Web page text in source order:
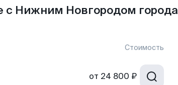
Нижним Новгородом города
Стоимость
от 24 800 ₽